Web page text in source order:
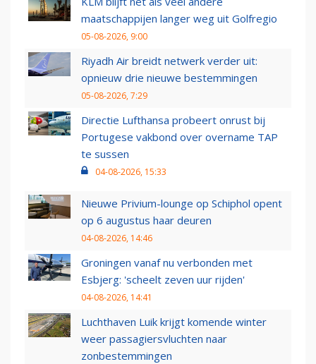
maatschappijen langer weg uit Golfregio
05-08-2026, 9:00
Riyadh Air breidt netwerk verder uit:
opnieuw drie nieuwe bestemmingen
05-08-2026, 7:29
Directie Lufthansa probeert onrust bij
Portugese vakbond over overname TAP
te sussen
04-08-2026, 15:33
Nieuwe Privium-lounge op Schiphol opent
op 6 augustus haar deuren
04-08-2026, 14:46
Groningen vanaf nu verbonden met
Esbjerg: 'scheelt zeven uur rijden'
04-08-2026, 14:41
Luchthaven Luik krijgt komende winter
weer passagiersvluchten naar
zonbestemmingen